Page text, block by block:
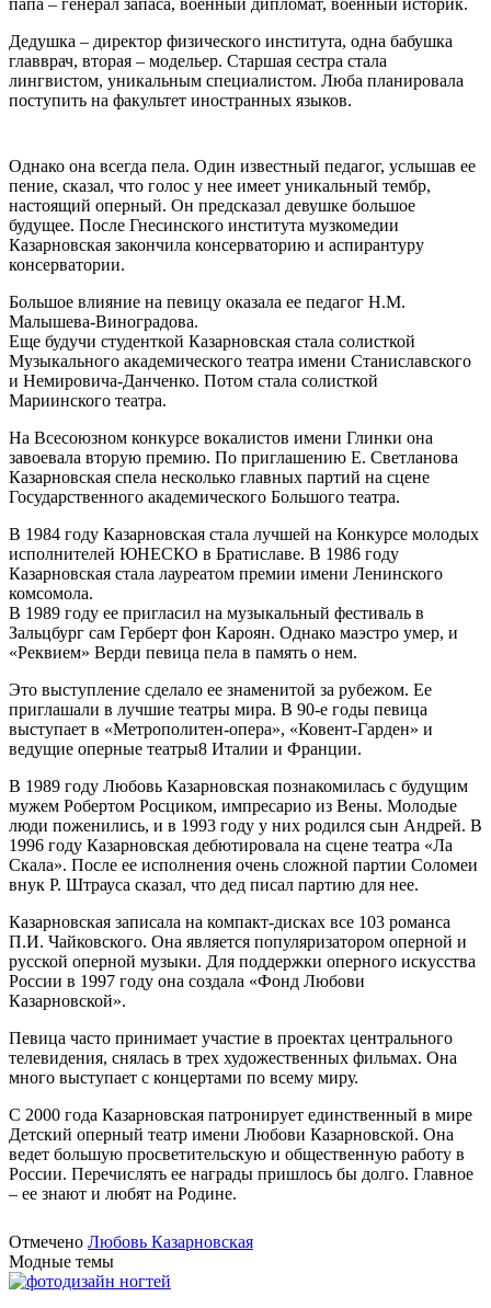
Дедушка – директор физического института, одна бабушка
главврач, вторая – модельер. Старшая сестра стала
лингвистом, уникальным специалистом. Люба планировала
поступить на факультет иностранных языков.
Однако она всегда пела. Один известный педагог, услышав ее
пение, сказал, что голос у нее имеет уникальный тембр,
настоящий оперный. Он предсказал девушке большое
будущее. После Гнесинского института музкомедии
Казарновская закончила консерваторию и аспирантуру
консерватории.
Большое влияние на певицу оказала ее педагог Н.М.
Малышева-Виноградова.
Еще будучи студенткой Казарновская стала солисткой
Музыкального академического театра имени Станиславского
и Немировича-Данченко. Потом стала солисткой
Мариинского театра.
На Всесоюзном конкурсе вокалистов имени Глинки она
завоевала вторую премию. По приглашению Е. Светланова
Казарновская спела несколько главных партий на сцене
Государственного академического Большого театра.
В 1984 году Казарновская стала лучшей на Конкурсе молодых
исполнителей ЮНЕСКО в Братиславе. В 1986 году
Казарновская стала лауреатом премии имени Ленинского
комсомола.
В 1989 году ее пригласил на музыкальный фестиваль в
Зальцбург сам Герберт фон Кароян. Однако маэстро умер, и
«Реквием» Верди певица пела в память о нем.
Это выступление сделало ее знаменитой за рубежом. Ее
приглашали в лучшие театры мира. В 90-е годы певица
выступает в «Метрополитен-опера», «Ковент-Гарден» и
ведущие оперные театры8 Италии и Франции.
В 1989 году Любовь Казарновская познакомилась с будущим
мужем Робертом Росциком, импресарио из Вены. Молодые
люди поженились, и в 1993 году у них родился сын Андрей. В
1996 году Казарновская дебютировала на сцене театра «Ла
Скала». После ее исполнения очень сложной партии Соломеи
внук Р. Штрауса сказал, что дед писал партию для нее.
Казарновская записала на компакт-дисках все 103 романса
П.И. Чайковского. Она является популяризатором оперной и
русской оперной музыки. Для поддержки оперного искусства
России в 1997 году она создала «Фонд Любови
Казарновской».
Певица часто принимает участие в проектах центрального
телевидения, снялась в трех художественных фильмах. Она
много выступает с концертами по всему миру.
С 2000 года Казарновская патронирует единственный в мире
Детский оперный театр имени Любови Казарновской. Она
ведет большую просветительскую и общественную работу в
России. Перечислять ее награды пришлось бы долго. Главное
– ее знают и любят на Родине.
Отмечено Любовь Казарновская
Модные темы